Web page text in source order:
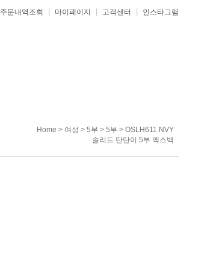
주문내역조회 마이페이지 고객센터 인스타그램
Home > 여성 > 5부 > 5부 > OSLH611 NVY
솔리드 탄탄이 5부 엑스백